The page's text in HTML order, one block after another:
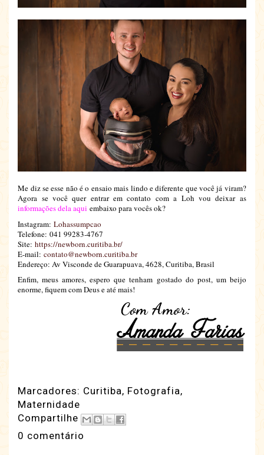
Me diz se esse não é o ensaio mais lindo e diferente que você já viram?
Agora se você quer entrar em contato com a Loh vou deixar as
informações dela aqui embaixo para vocês ok?
Instagram:Lohassumpcao
Telefone:041 99283-4767
Site:https://newborn.curitiba.br/
E-mail:contato@newborn.curitiba.br
Endereço: Av Visconde de Guarapuava, 4628, Curitiba, Brasil
Enfim, meus amores, espero que tenham gostado do post, um beijo
enorme, fiquem com Deus e até mais!
Marcadores: Curitiba, Fotografia,
Maternidade
Compartilhe
0 comentário